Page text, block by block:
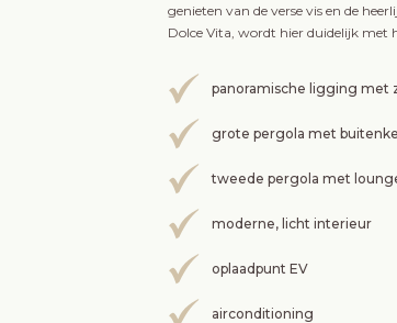
genieten van de verse vis en de
Dolce Vita, wordt hier duidelijk met
panoramische ligging met
grote pergola met
tweede pergola met
moderne, licht interieur
oplaadpunt EV
airconditioning